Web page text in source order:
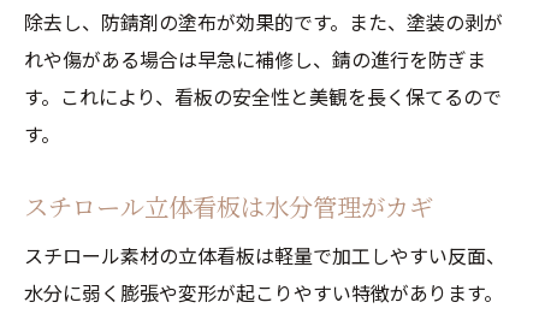
除去し、防錆剤の塗布が効果的です。また、塗装の剥が
れや傷がある場合は早急に補修し、錆の進行を防ぎま
す。これにより、看板の安全性と美観を長く保てるので
す。
スチロール立体看板は水分管理がカギ
スチロール素材の立体看板は軽量で加工しやすい反面、
水分に弱く膨張や変形が起こりやすい特徴があります。